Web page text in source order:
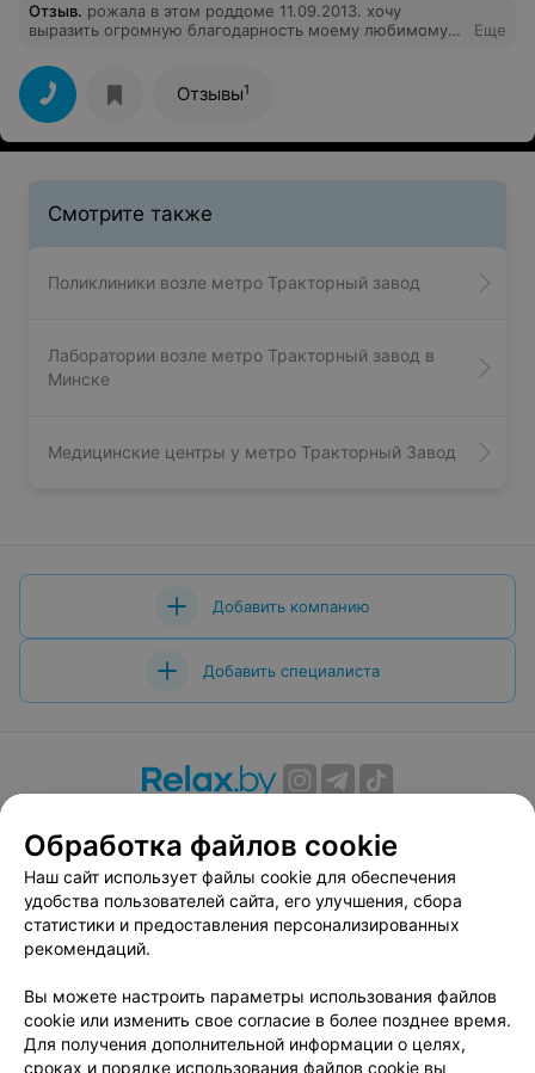
Отзыв. рожала в этом роддоме 11.09.2013. хочу
выразить огромную благодарность моему любимому
настоящий профессионал своего дела,замечательный
врач!вот только к нему на осмотры я ходила как на
праздник.низкий вам поклон,благодаря вам,мой сынок
родился здоровым 8\9 апгар.
Еще
Отзывы1
Смотрите также
Поликлиники возле метро Тракторный завод
Лаборатории возле метро Тракторный завод в
Минске
Медицинские центры у метро Тракторный Завод
Добавить компанию
Добавить специалиста
Вакансии
Публичный договор
Способы оплаты
Публичный договор по использованию сервиса
«Афиша»
Пользовательское соглашение
Связаться по вопросам сотрудничества
Написать руководителю relax.by
Обработка файлов cookie
Наш сайт использует файлы cookie для обеспечения
удобства пользователей сайта, его улучшения, сбора
статистики и предоставления персонализированных
рекомендаций.
Вы можете настроить параметры использования файлов
cookie или изменить свое согласие в более позднее время.
Для получения дополнительной информации о целях,
сроках и порядке использования файлов cookie вы